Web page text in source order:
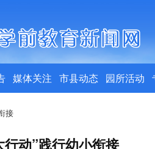
媒体关注 市县动态 园所活动
接
动”践行幼小衔接